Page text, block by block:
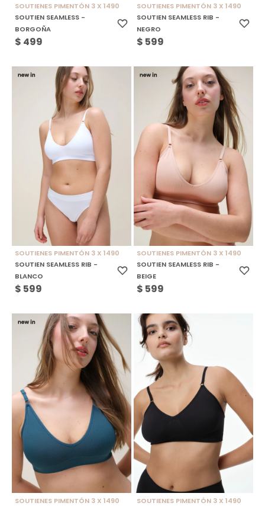
SOUTIENES PIMENTÓN 3 X 1490
SOUTIEN SEAMLESS -
BORGOÑA
$ 499
SOUTIENES PIMENTÓN 3 X 1490
SOUTIEN SEAMLESS RIB -
NEGRO
$ 599
SOUTIENES PIMENTÓN 3 X 1490
SOUTIEN SEAMLESS RIB -
BLANCO
$ 599
SOUTIENES PIMENTÓN 3 X 1490
SOUTIEN SEAMLESS RIB -
BEIGE
$ 599
SOUTIENES PIMENTÓN 3 X 1490
SOUTIENES PIMENTÓN 3 X 1490